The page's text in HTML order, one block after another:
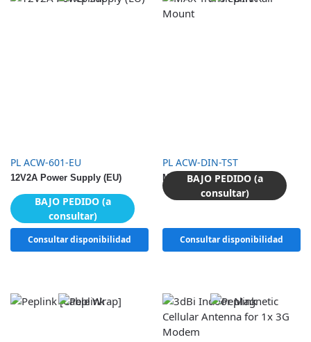
PL ACW-601-EU
12V2A Power Supply (EU)
Consultar disponibilidad
BAJO PEDIDO (a
consultar)
PL ACW-DIN-TST
MAX Transit DIN Rail Mount
Consultar disponibilidad
BAJO PEDIDO (a
consultar)